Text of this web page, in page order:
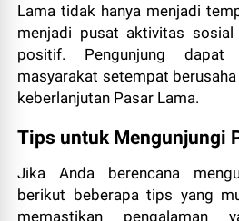
Lama tidak hanya menjadi
menjadi pusat aktivitas sosial
positif. Pengunjung dapat
masyarakat setempat
keberlanjutan Pasar Lama.
Tips untuk Mengunjungi
Jika Anda berencana
berikut beberapa tips yang
memastikan pengalaman